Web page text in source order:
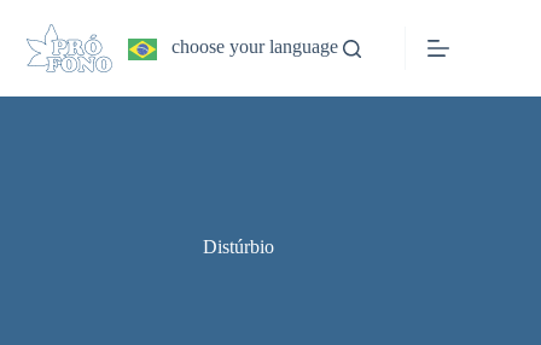
conteúdo
choose your language
Distúrbio